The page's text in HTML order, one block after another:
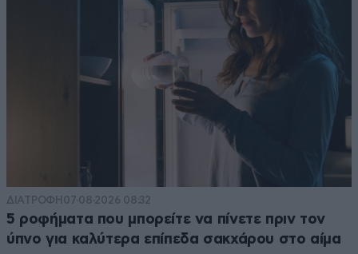
ΔΙΑΤΡΟΦΗ 07·08·2026 08:32
5 ροφήματα που μπορείτε να πίνετε πριν τον
ύπνο για καλύτερα επίπεδα σακχάρου στο αίμα